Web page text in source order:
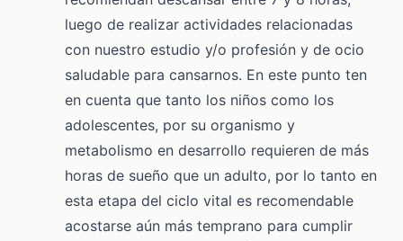
luego de realizar actividades relacionadas
con nuestro estudio y/o profesión y de ocio
saludable para cansarnos. En este punto ten
en cuenta que tanto los niños como los
adolescentes, por su organismo y
metabolismo en desarrollo requieren de más
horas de sueño que un adulto, por lo tanto en
esta etapa del ciclo vital es recomendable
acostarse aún más temprano para cumplir